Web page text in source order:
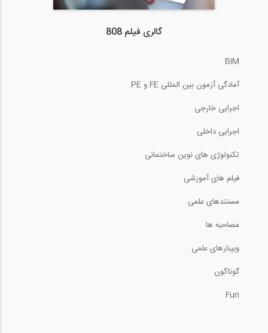
گالری فیلم 808
BIM
آمادگی آزمون بین المللی FE و PE
اجرایی خارجی
اجرایی داخلی
تکنولوژی های نوین ساختمانی
فیلم های آموزشی
مستندهای علمی
مصاحبه ها
وبینارهای علمی
گوناگون
Fun